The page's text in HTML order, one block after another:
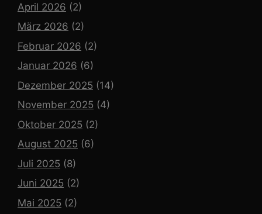
April 2026 (2)
März 2026 (2)
Februar 2026 (2)
Januar 2026 (6)
Dezember 2025 (14)
November 2025 (4)
Oktober 2025 (2)
August 2025 (6)
Juli 2025 (8)
Juni 2025 (2)
Mai 2025 (2)